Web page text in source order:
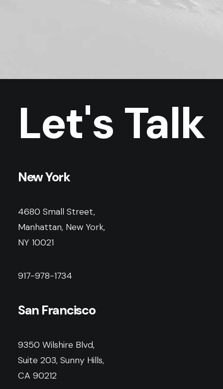
Let's Talk
New York
4680 Small Street,
Manhattan, New York,
NY 10021
917-978-1734
San Francisco
9350 Wilshire Blvd,
Suite 203, Sunny Hills,
CA 90212